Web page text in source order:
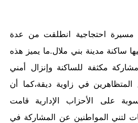
مسيرة احتجاجية انطلقت من عدة
ساكنة مدينة بني ملال.ما يميز هذه
مكثفة للساكنة وإنزال أمني
في زاوية ديقة،كما أن
على الأحزاب الإدارية قامت
لتني المواطنين عن المشاركة في